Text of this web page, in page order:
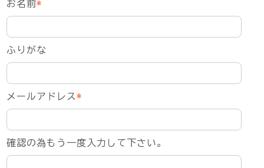
お名前*
ふりがな
メールアドレス*
確認の為もう一度入力して下さい。